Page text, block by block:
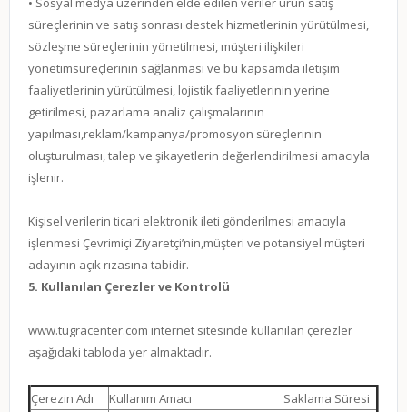
süreçlerinin ve satış sonrası destek hizmetlerinin yürütülmesi,
sözleşme süreçlerinin yönetilmesi, müşteri ilişkileri
yönetimsüreçlerinin sağlanması ve bu kapsamda iletişim
faaliyetlerinin yürütülmesi, lojistik faaliyetlerinin yerine
getirilmesi, pazarlama analiz çalışmalarının
yapılması,reklam/kampanya/promosyon süreçlerinin
oluşturulması, talep ve şikayetlerin değerlendirilmesi amacıyla
işlenir.
Kişisel verilerin ticari elektronik ileti gönderilmesi amacıyla
işlenmesi Çevrimiçi Ziyaretçi’nin,müşteri ve potansiyel müşteri
adayının açık rızasına tabidir.
5. Kullanılan Çerezler ve Kontrolü
www.tugracenter.com internet sitesinde kullanılan çerezler
aşağıdaki tabloda yer almaktadır.
Çerezin Adı Kullanım Amacı Saklama Süresi